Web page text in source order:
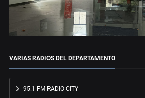
VARIAS RADIOS DEL DEPARTAMENTO
95.1 FM RADIO CITY